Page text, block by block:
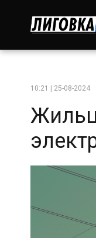
10:21 | 25-08-2024